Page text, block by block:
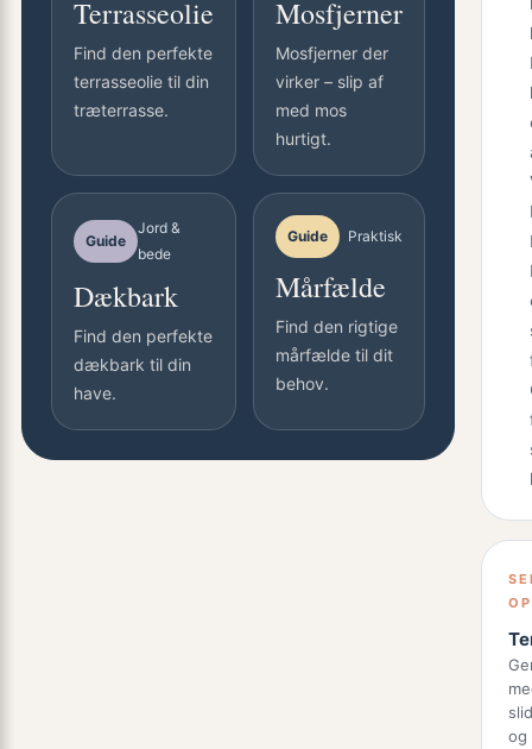
Terrasseolie
Find den perfekte
terrasseolie til din
træterrasse.
Mosfjerner
Mosfjerner der
virker – slip af
med mos
hurtigt.
Guide
Jord &
bede
Dækbark
Find den perfekte
dækbark til din
have.
Guide Praktisk
Mårfælde
Find den rigtige
mårfælde til dit
behov.
og